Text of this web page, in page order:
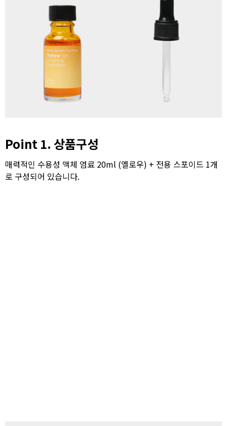
Point 1. 상품구성
매력적인 수용성 액체 염료 20ml (옐로우) + 전용 스포이드 1개
로 구성되어 있습니다.